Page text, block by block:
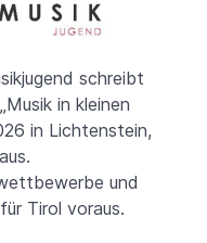
schreibt
in kleinen
in Lichtenstein,
und
Tirol voraus.